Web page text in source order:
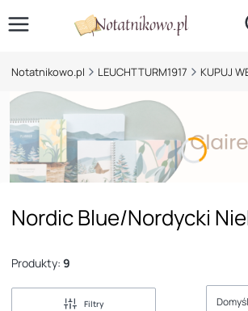
Notatnikowo.pl LEUCHTTURM1917 KUPUJ
Nordic Blue/Nordycki
Produkty: 9
Filtry